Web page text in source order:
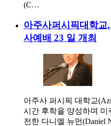
(C…
아주사퍼시픽대학
사예배 23 일 개최
아주사 퍼시픽 대학교
시간 후학을 양성하며
전한 다니엘 뉴먼(Daniel